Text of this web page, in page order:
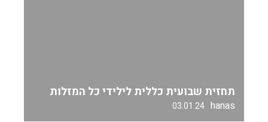
תחזית שבועית כללית לילידי כל המזלות
hanas
03.01.24